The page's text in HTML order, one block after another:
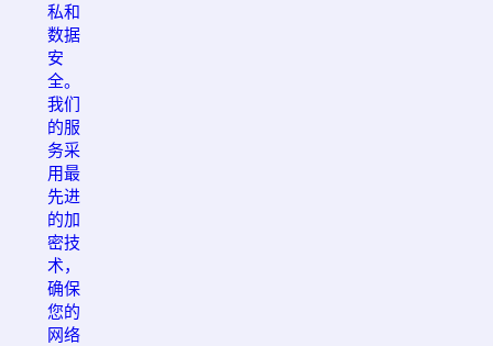
私和
数据
安
全。
我们
的服
务采
用最
先进
的加
密技
术，
确保
您的
网络